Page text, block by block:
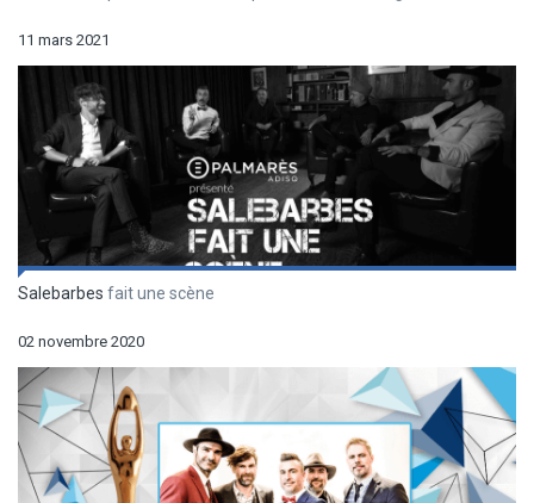
11 mars 2021
Salebarbes fait une scène
02 novembre 2020